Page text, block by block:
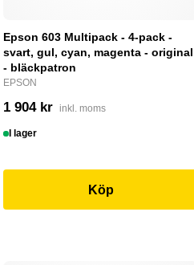
Epson 603 Multipack - 4-pack -
svart, gul, cyan, magenta - original
- bläckpatron
EPSON
1 904 kr inkl. moms
I lager
Köp